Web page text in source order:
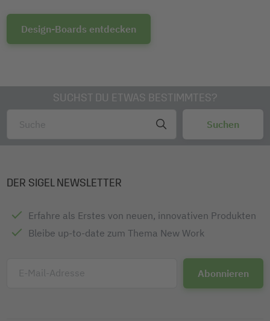
Design-Boards entdecken
SUCHST DU ETWAS BESTIMMTES?
DER SIGEL NEWSLETTER
Erfahre als Erstes von neuen, innovativen Produkten
Bleibe up-to-date zum Thema New Work
E-Mail-Adresse